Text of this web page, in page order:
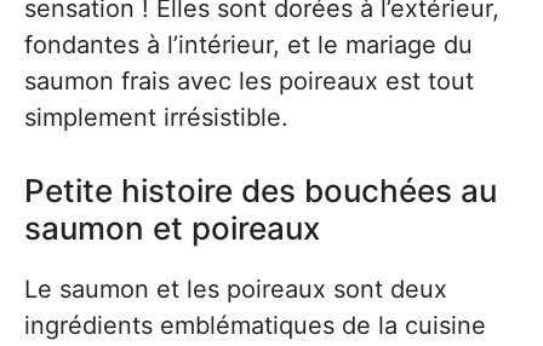
sensation ! Elles sont dorées à l’extérieur,
fondantes à l’intérieur, et le mariage du
saumon frais avec les poireaux est tout
simplement irrésistible.
Petite histoire des bouchées au
saumon et poireaux
Le saumon et les poireaux sont deux
ingrédients emblématiques de la cuisine